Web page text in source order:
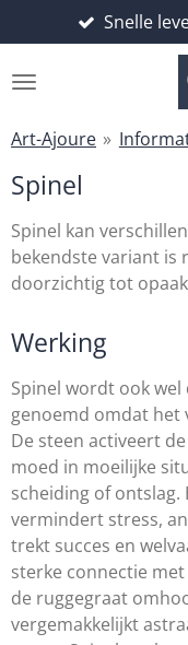
direct
naar
hoofdinhoud
Snelle
Art-Ajoure »
Spinel
Spinel kan
bekendste variant is
doorzichtig tot
Werking
Spinel wordt ook wel
genoemd omdat het
De steen activeert
moed in moeilijke
scheiding of
vermindert stress,
trekt succes en
sterke connectie
de ruggegraat
vergemakkelijkt